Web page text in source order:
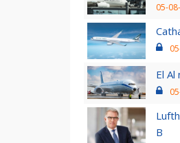
05-
El
B